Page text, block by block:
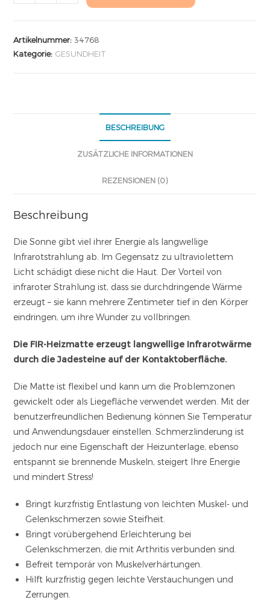
Artikelnummer: 34768
Kategorie: GESUNDHEIT
BESCHREIBUNG
ZUSÄTZLICHE INFORMATIONEN
REZENSIONEN (0)
Beschreibung
Die Sonne gibt viel ihrer Energie als langwellige
Infrarotstrahlung ab. Im Gegensatz zu ultraviolettem
Licht schädigt diese nicht die Haut. Der Vorteil von
infraroter Strahlung ist, dass sie durchdringende Wärme
erzeugt – sie kann mehrere Zentimeter tief in den Körper
eindringen, um ihre Wunder zu vollbringen.
Die FIR-Heizmatte erzeugt langwellige Infrarotwärme
durch die Jadesteine auf der Kontaktoberfläche.
Die Matte ist flexibel und kann um die Problemzonen
gewickelt oder als Liegefläche verwendet werden. Mit der
benutzerfreundlichen Bedienung können Sie Temperatur
und Anwendungsdauer einstellen. Schmerzlinderung ist
jedoch nur eine Eigenschaft der Heizunterlage, ebenso
entspannt sie brennende Muskeln, steigert Ihre Energie
und mindert Stress!
Bringt kurzfristig Entlastung von leichten Muskel- und
Gelenkschmerzen sowie Steifheit.
Bringt vorübergehend Erleichterung bei
Gelenkschmerzen, die mit Arthritis verbunden sind.
Befreit temporär von Muskelverhärtungen.
Hilft kurzfristig gegen leichte Verstauchungen und
Zerrungen.